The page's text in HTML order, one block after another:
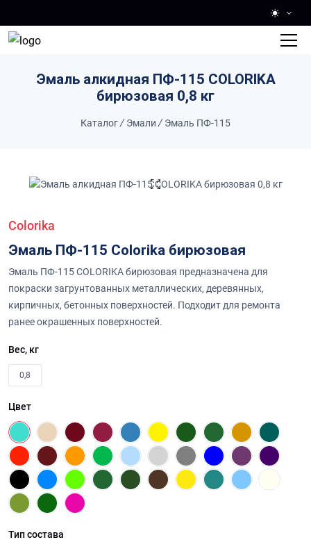
Эмаль алкидная ПФ-115 COLORIKA
бирюзовая 0,8 кг
Каталог/ Эмали / Эмаль ПФ-115
Colorika
Эмаль ПФ-115 Colorika бирюзовая
Эмаль ПФ-115 COLORIKA бирюзовая предназначена для
покраски загрунтованных металлических, деревянных,
кирпичных, бетонных поверхностей. Подходит для ремонта
ранее окрашенных поверхностей.
Вес, кг
0,8
Цвет
Тип состава